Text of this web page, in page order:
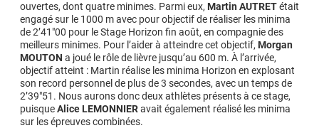
ouvertes, dont quatre minimes. Parmi eux, Martin AUTRETétait
engagé sur le 1000 m avec pour objectif de réaliser les minima
de 2’41″00 pour le Stage Horizon fin août, en compagnie des
meilleurs minimes. Pour l’aider à atteindre cet objectif, Morgan
MOUTON a joué le rôle de lièvre jusqu’au 600 m. À l’arrivée,
objectif atteint : Martin réalise les minima Horizon en explosant
son record personnel de plus de 3 secondes, avec un temps de
2’39″51. Nous aurons donc deux athlètes présents à ce stage,
puisqueAlice LEMONNIERavait également réalisé les minima
sur les épreuves combinées.